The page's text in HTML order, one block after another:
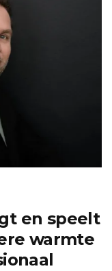
en speelt
warmte